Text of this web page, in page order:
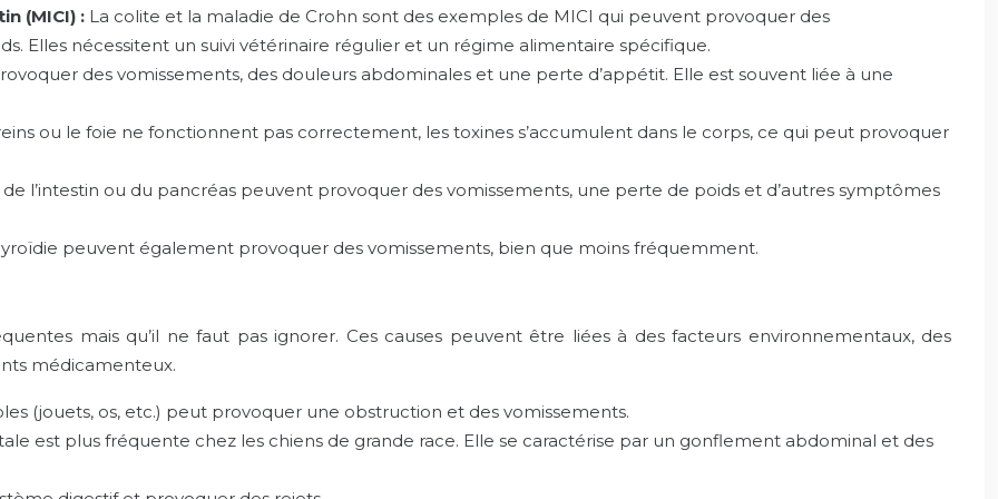
(MICI) : La colite et la maladie de Crohn sont des exemples de MICI qui peuvent provoquer des
Elles nécessitent un suivi vétérinaire régulier et un régime alimentaire spécifique.
des vomissements, des douleurs abdominales et une perte d’appétit. Elle est souvent liée à une
ou le foie ne fonctionnent pas correctement, les toxines s’accumulent dans le corps, ce qui peut provoquer
l’intestin ou du pancréas peuvent provoquer des vomissements, une perte de poids et d’autres symptômes
peuvent également provoquer des vomissements, bien que moins fréquemment.
mais qu’il ne faut pas ignorer. Ces causes peuvent être liées à des facteurs environnementaux, des
médicamenteux.
(jouets, os, etc.) peut provoquer une obstruction et des vomissements.
est plus fréquente chez les chiens de grande race. Elle se caractérise par un gonflement abdominal et des